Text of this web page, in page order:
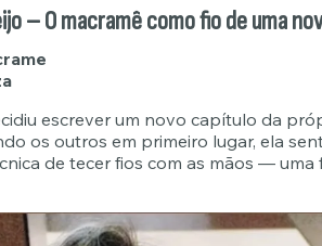
– O macramê como fio de uma
escrever um novo capítulo da
os outros em primeiro lugar, ela
de tecer fios com as mãos — uma